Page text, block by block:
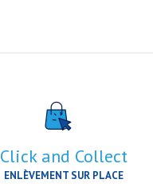
Click and Collect
ENLÈVEMENT SUR PLACE